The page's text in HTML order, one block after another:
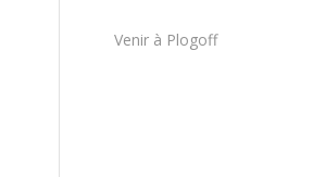
Venir à Plogoff